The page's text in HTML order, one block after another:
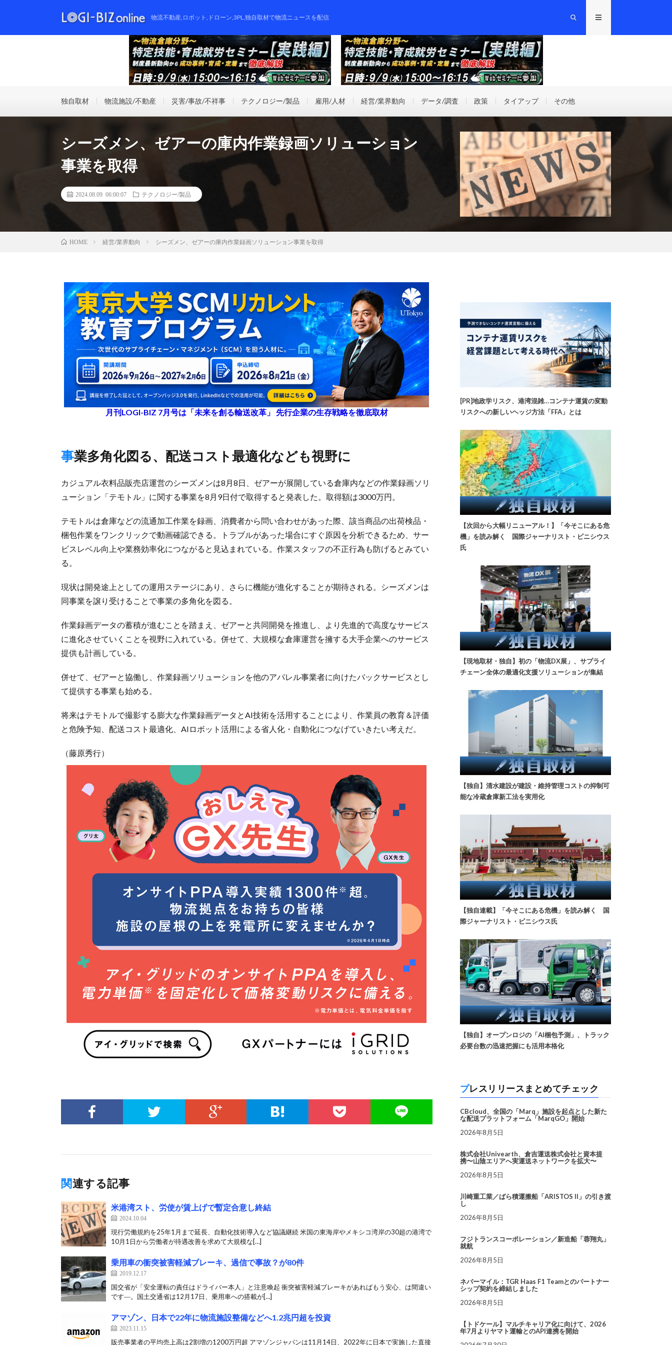
物流不動産,ロボット,ドローン,3PL,独自取材で物流ニュースを配信
独自取材 物流施設/不動産 災害/事故/不祥事 テクノロジー/製品 雇用/人材 経営/業界動向 データ/調査 政策 タイアップ その他
シーズメン、ゼアーの庫内作業録画ソリューション
事業を取得
2024.08.09 06:00:07 テクノロジー/製品
HOME 経営/業界動向 シーズメン、ゼアーの庫内作業録画ソリューション事業を取得
月刊LOGI-BIZ 7月号は「未来を創る輸送改革」 先行企業の生存戦略を徹底取材
事業多角化図る、配送コスト最適化なども視野に
カジュアル衣料品販売店運営のシーズメンは8月8日、ゼアーが展開している倉庫内などの作業録画ソリ
ューション「テモトル」に関する事業を8月9日付で取得すると発表した。取得額は3000万円。
テモトルは倉庫などの流通加工作業を録画、消費者から問い合わせがあった際、該当商品の出荷検品・
梱包作業をワンクリックで動画確認できる。トラブルがあった場合にすぐ原因を分析できるため、サー
ビスレベル向上や業務効率化につながると見込まれている。作業スタッフの不正行為も防げるとみてい
る。
現状は開発途上としての運用ステージにあり、さらに機能が進化することが期待される。シーズメンは
同事業を譲り受けることで事業の多角化を図る。
作業録画データの蓄積が進むことを踏まえ、ゼアーと共同開発を推進し、より先進的で高度なサービス
に進化させていくことを視野に入れている。併せて、大規模な倉庫運営を擁する大手企業へのサービス
提供も計画している。
併せて、ゼアーと協働し、作業録画ソリューションを他のアパレル事業者に向けたバックサービスとし
て提供する事業も始める。
将来はテモトルで撮影する膨大な作業録画データとAI技術を活用することにより、作業員の教育＆評価
と危険予知、配送コスト最適化、AIロボット活用による省人化・自動化につなげていきたい考えだ。
（藤原秀行）
関連する記事
米港湾スト、労使が賃上げで暫定合意し終結
2024.10.04
現行労働規約を25年1月まで延長、自動化技術導入など協議継続 米国の東海岸やメキシコ湾岸の30超の港湾で
10月1日から労働者が待遇改善を求めて大規模な[…]
乗用車の衝突被害軽減ブレーキ、過信で事故？が80件
2019.12.17
国交省が「安全運転の責任はドライバー本人」と注意喚起 衝突被害軽減ブレーキがあればもう安心、は間違い
です―。国土交通省は12月17日、乗用車への搭載が[…]
アマゾン、日本で22年に物流施設整備などへ1.2兆円超を投資
2023.11.15
販売事業者の平均売上高は2割増の1200万円超 アマゾンジャパンは11月14日、2022年に日本で実施した直接
[PR]地政学リスク、港湾混雑…コンテナ運賃の変動
リスクへの新しいヘッジ方法「FFA」とは
【次回から大幅リニューアル！】「今そこにある危
機」を読み解く 国際ジャーナリスト・ビニシウス
氏
【現地取材・独自】初の「物流DX展」、サプライ
チェーン全体の最適化支援ソリューションが集結
【独自】清水建設が建設・維持管理コストの抑制可
能な冷蔵倉庫新工法を実用化
【独自連載】「今そこにある危機」を読み解く 国
際ジャーナリスト・ビニシウス氏
【独自】オープンロジの「AI梱包予測」、トラック
必要台数の迅速把握にも活用本格化
プレスリリースまとめてチェック
CBcloud、全国の「Marq」施設を起点とした新た
な配送プラットフォーム「MarqGO」開始
2026年8月5日
株式会社Univearth、倉吉運送株式会社と資本提
携〜山陰エリアへ実運送ネットワークを拡大〜
2026年8月5日
川崎重工業／ばら積運搬船「ARISTOS II」の引き渡
し
2026年8月5日
フジトランスコーポレーション／新造船「蓉翔丸」
就航
2026年8月5日
ネバーマイル：TGR Haas F1 Teamとのパートナー
シップ契約を締結しました
2026年8月5日
【トドケール】マルチキャリア化に向けて、2026
年7月よりヤマト運輸とのAPI連携を開始